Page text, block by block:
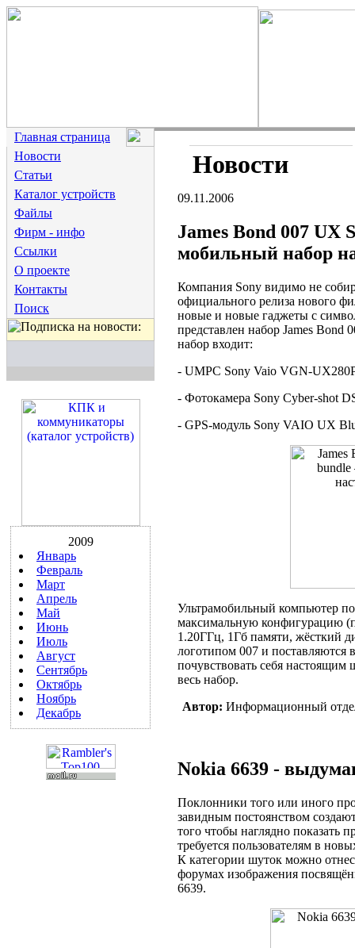
Главная страница
Новости
Статьи
Каталог устройств
Файлы
Фирм - инфо
Ссылки
О проекте
Контакты
Поиск
2009
Январь
Февраль
Март
Апрель
Май
Июнь
Июль
Август
Сентябрь
Октябрь
Ноябрь
Декабрь
Новости
09.11.2006
James Bond 007 UX
мобильный набор
Компания Sony видимо не
официального релиза нового
новые и новые гаджеты с
представлен набор James
набор входит:
- UMPC Sony Vaio VGN-
- Фотокамера Sony Cyber-shot
- GPS-модуль Sony VAIO UX
Ультрамобильный компьютер
максимальную конфигурацию
1.20ГГц, 1Гб памяти, жёсткий
логотипом 007 и
почувствовать себя
весь набор.
Автор: Информационный
Nokia 6639 -
Поклонники того или иного
завидным постоянством
того чтобы наглядно показать
требуется пользователям в
К категории шуток можно
форумах изображения
6639.